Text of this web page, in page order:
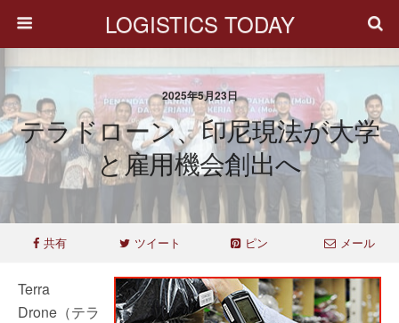
LOGISTICS TODAY
2025年5月23日
テラドローン、印尼現法が大学
と雇用機会創出へ
共有 ツイート ピン メール
Terra
Drone（テラ